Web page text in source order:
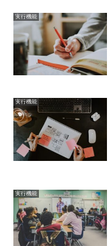
実行機能
実行機能
実行機能